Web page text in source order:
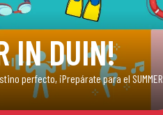
IN DUIN!
perfecto, ¡Prepárate para el SUMMER